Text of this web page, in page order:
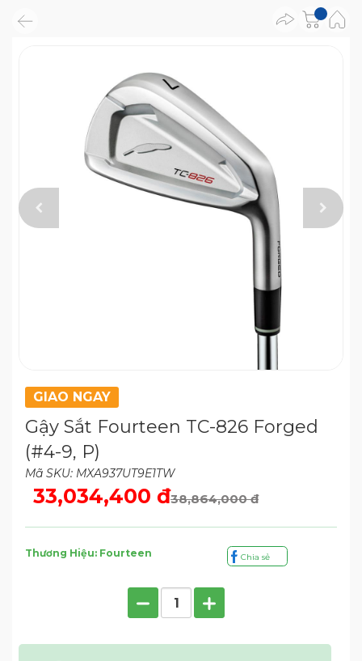
GIAO NGAY
Gậy Sắt Fourteen TC-826 Forged
(#4-9, P)
Mã SKU: MXA937UT9E1TW
33,034,400 đ38,864,000 đ
Thương Hiệu: Fourteen Chia sẻ